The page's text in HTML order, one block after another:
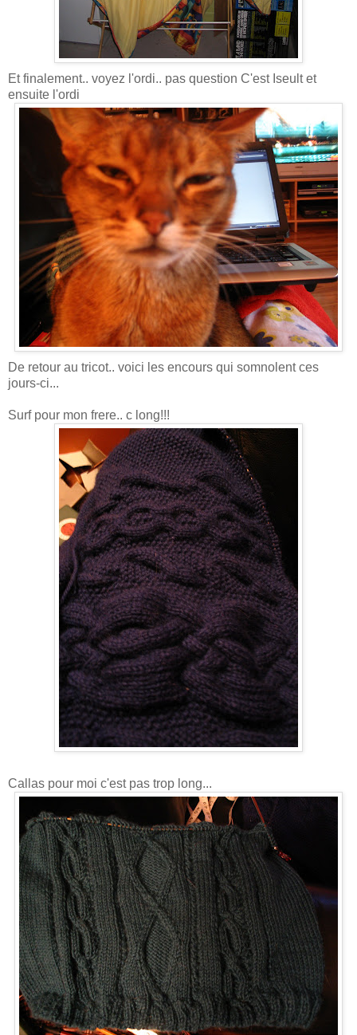
Et finalement.. voyez l'ordi.. pas question C'est Iseult et
ensuite l'ordi
De retour au tricot.. voici les encours qui somnolent ces
jours-ci...
Surf pour mon frere.. c long!!!
Callas pour moi c'est pas trop long...